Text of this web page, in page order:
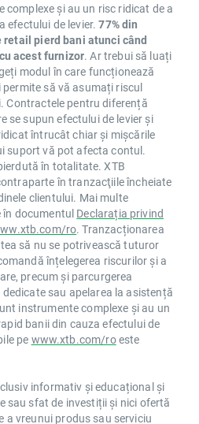
complexe și au un risc ridicat de a
efectului de levier.77% din
pierd bani atunci când
acest furnizor. Ar trebui să luați
modul în care funcționează
să vă asumați riscul
Contractele pentru diferență
se supun efectului de levier și
întrucât chiar și mișcările
suport vă pot afecta contul.
în totalitate. XTB
în tranzacţiile încheiate
clientului. Mai multe
documentul Declarația privind
ro. Tranzacționarea
să nu se potrivească tuturor
înțelegerea riscurilor și a
precum și parcurgerea
sau apelarea la asistență
instrumente complexe și au un
banii din cauza efectului de
pe www.xtb.com/roeste
informativ și educațional și
sau sfat de investiții și nici ofertă
a vreunui produs sau serviciu